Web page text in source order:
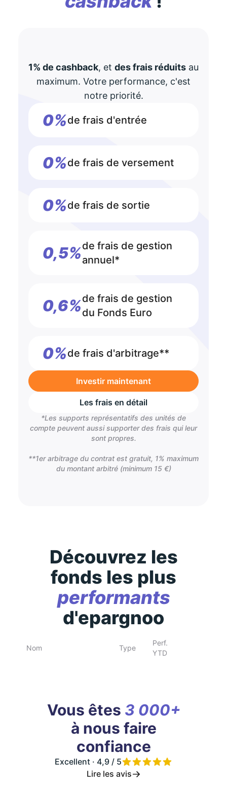
1% de cashback, et des frais réduits au
maximum. Votre performance, c'est
notre priorité.
0%de frais d'entrée
0%de frais de versement
0%de frais de sortie
0,5%de frais de gestion
annuel*
0,6%de frais de gestion
du Fonds Euro
0%de frais d'arbitrage**
Investir maintenant
Les frais en détail
*Les supports représentatifs des unités de
compte peuvent aussi supporter des frais qui leur
sont propres.
**1er arbitrage du contrat est gratuit, 1% maximum
du montant arbitré (minimum 15 €)
Découvrez les
fonds les plus
performants
d'epargnoo
Nom Type
Perf.
YTD
Vous êtes 3 000+
à nous faire
confiance
Excellent · 4,9 / 5
Lire les avis